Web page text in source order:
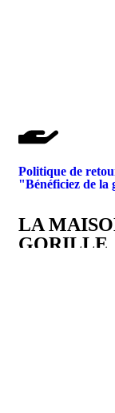
Politique de
"Bénéficiez de la
LA
GORILLE